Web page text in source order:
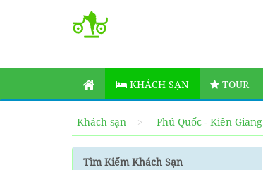
KHÁCH SẠN TOUR
Khách sạn Phú Quốc - Kiên Giang
Tìm Kiếm Khách Sạn